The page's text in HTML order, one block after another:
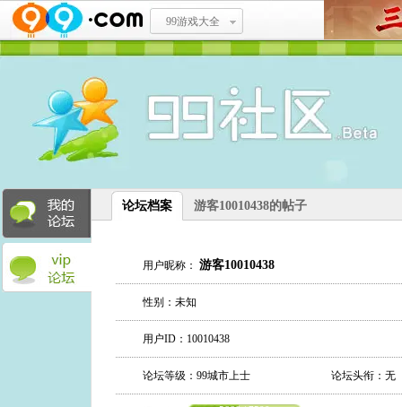
99游戏大全
论坛档案 游客10010438的帖子
用户昵称： 游客10010438
性别：未知
用户ID：10010438
论坛等级：99城市上士 论坛头衔：无